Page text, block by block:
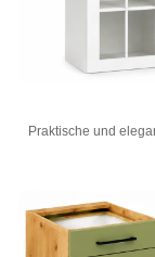
Praktische und